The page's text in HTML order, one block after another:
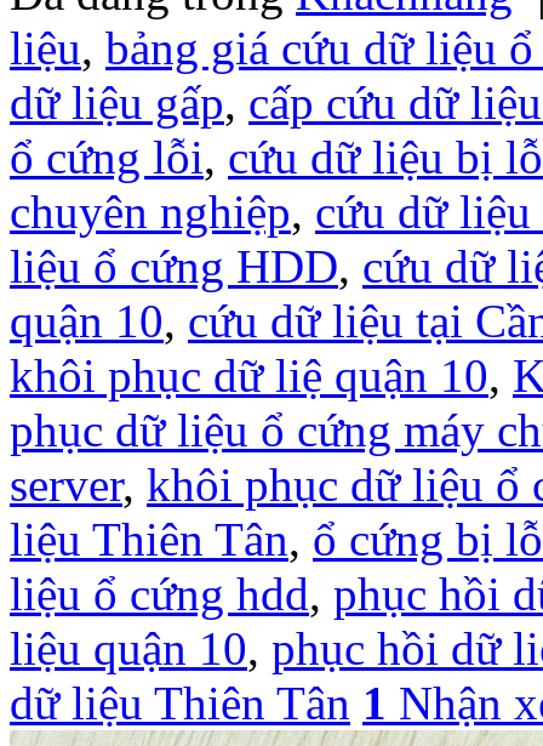
liệu, bảng giá cứu dữ liệu
dữ liệu gấp, cấp cứu dữ
ổ cứng lỗi, cứu dữ liệu bị
chuyên nghiệp, cứu dữ
liệu ổ cứng HDD, cứu dữ
quận 10, cứu dữ liệu tại
khôi phục dữ liệ quận 10,
phục dữ liệu ổ cứng máy
server, khôi phục dữ liệu ổ
liệu Thiên Tân, ổ cứng bị
liệu ổ cứng hdd, phục hồi
liệu quận 10, phục hồi dữ
dữ liệu Thiên Tân 1 Nhận